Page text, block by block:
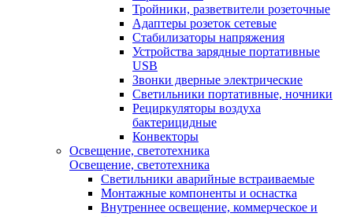
Тройники, разветвители розеточные
Адаптеры розеток сетевые
Стабилизаторы напряжения
Устройства зарядные портативные
USB
Звонки дверные электрические
Светильники портативные, ночники
Рециркуляторы воздуха
бактерицидные
Конвекторы
Освещение, светотехника
Освещение, светотехника
Светильники аварийные встраиваемые
Монтажные компоненты и оснастка
Внутреннее освещение, коммерческое и